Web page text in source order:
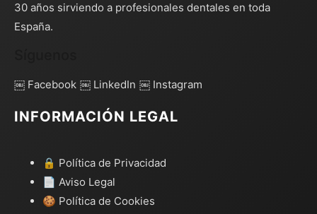
30 años sirviendo a profesionales dentales en toda
España.
￼ Facebook ￼ LinkedIn ￼ Instagram
INFORMACIÓN LEGAL
🔒 Política de Privacidad
📄 Aviso Legal
🍪 Política de Cookies